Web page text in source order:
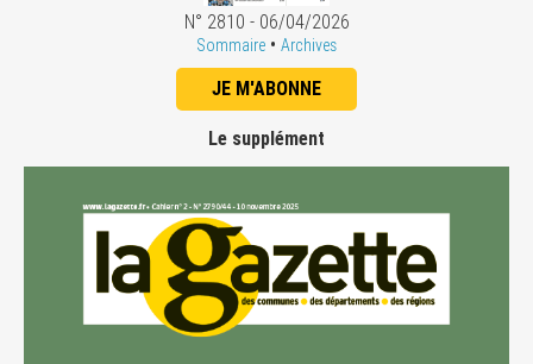
N° 2810 - 06/04/2026
Sommaire • Archives
JE M'ABONNE
Le supplément